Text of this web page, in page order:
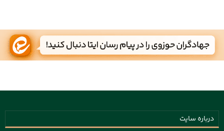
درباره سایت